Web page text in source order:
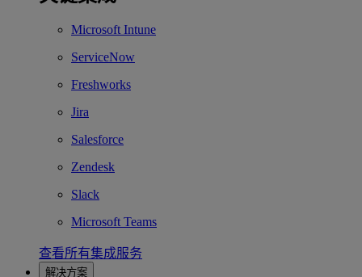
Microsoft Intune
ServiceNow
Freshworks
Jira
Salesforce
Zendesk
Slack
Microsoft Teams
查看所有集成服务
解决方案